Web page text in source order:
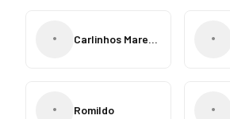
• Carlinhos Marechal •
• Romildo •